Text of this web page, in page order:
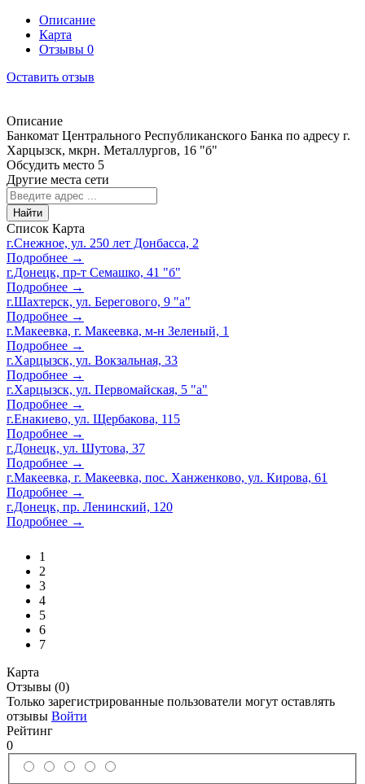
Описание
Карта
Отзывы 0
Оставить отзыв
Описание
Банкомат Центрального Республиканского Банка по адресу г.
Харцызск, мкрн. Металлургов, 16 "б"
Обсудить место 5
Другие места сети
Найти
Список Карта
г.Снежное, ул. 250 лет Донбасса, 2
Подробнее →
г.Донецк, пр-т Семашко, 41 "б"
Подробнее →
г.Шахтерск, ул. Берегового, 9 "а"
Подробнее →
г.Макеевка, г. Макеевка, м-н Зеленый, 1
Подробнее →
г.Харцызск, ул. Вокзальная, 33
Подробнее →
г.Харцызск, ул. Первомайская, 5 "а"
Подробнее →
г.Енакиево, ул. Щербакова, 115
Подробнее →
г.Донецк, ул. Шутова, 37
Подробнее →
г.Макеевка, г. Макеевка, пос. Ханженково, ул. Кирова, 61
Подробнее →
г.Донецк, пр. Ленинский, 120
Подробнее →
1
2
3
4
5
6
7
Карта
Отзывы (0)
Только зарегистрированные пользователи могут оставлять
отзывы Войти
Рейтинг
0